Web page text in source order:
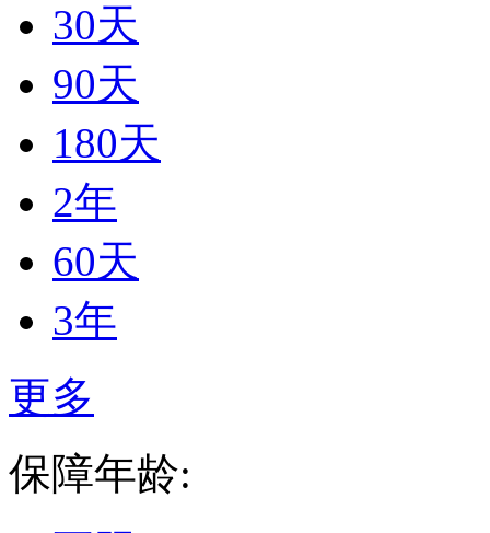
30天
90天
180天
2年
60天
3年
更多
保障年龄: